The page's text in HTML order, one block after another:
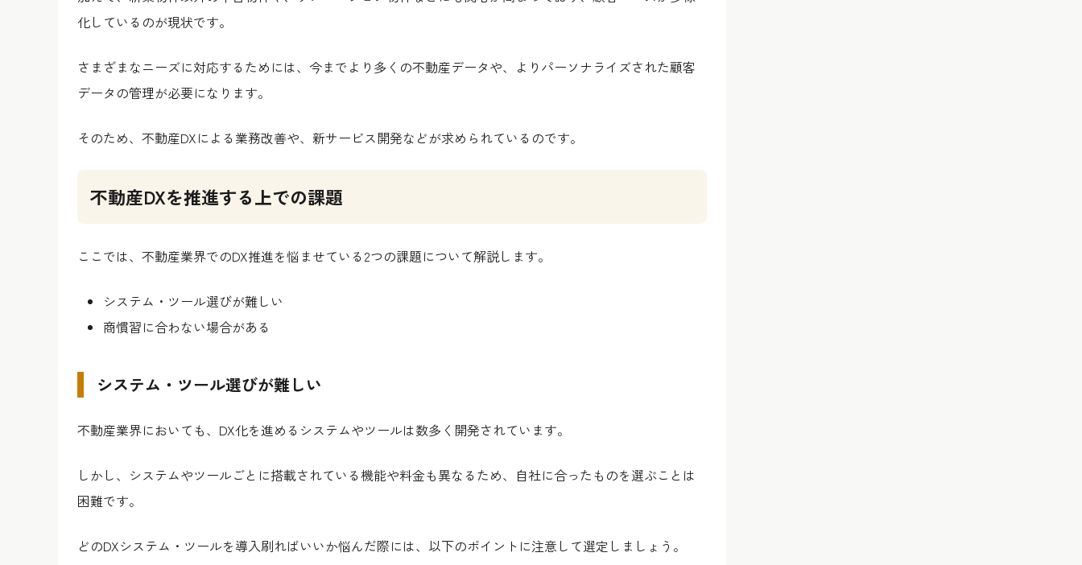
化しているのが現状です。
さまざまなニーズに対応するためには、今までより多くの不動産データや、よりパーソナライズされた顧客
データの管理が必要になります。
そのため、不動産DXによる業務改善や、新サービス開発などが求められているのです。
不動産DXを推進する上での課題
ここでは、不動産業界でのDX推進を悩ませている2つの課題について解説します。
システム・ツール選びが難しい
商慣習に合わない場合がある
システム・ツール選びが難しい
不動産業界においても、DX化を進めるシステムやツールは数多く開発されています。
しかし、システムやツールごとに搭載されている機能や料金も異なるため、自社に合ったものを選ぶことは
困難です。
どのDXシステム・ツールを導入刷ればいいか悩んだ際には、以下のポイントに注意して選定しましょう。